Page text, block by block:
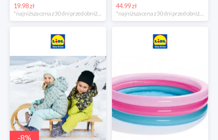
19.98 zł 44.99 zł
-8%